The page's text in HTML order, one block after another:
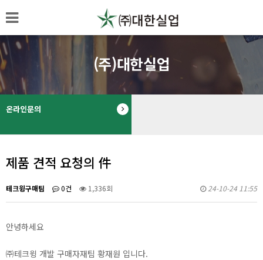
(주)대한실업
온라인문의
제품 견적 요청의 件
테크윙구매팀 0건 1,336회 24-10-24 11:55
안녕하세요
㈜테크윙 개발 구매자재팀 황재원 입니다.